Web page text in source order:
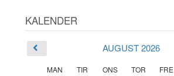
KALENDER
AUGUST 2026
MAN TIR ONS TOR FRE